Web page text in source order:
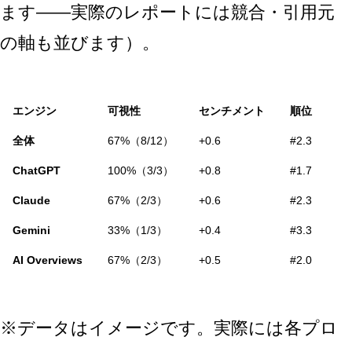
ます——実際のレポートには競合・引用元
の軸も並びます）。
エンジン 可視性 センチメント 順位
全体 67%（8/12） +0.6 #2.3
ChatGPT 100%（3/3） +0.8 #1.7
Claude 67%（2/3） +0.6 #2.3
Gemini 33%（1/3） +0.4 #3.3
AI Overviews 67%（2/3） +0.5 #2.0
※データはイメージです。実際には各プロ